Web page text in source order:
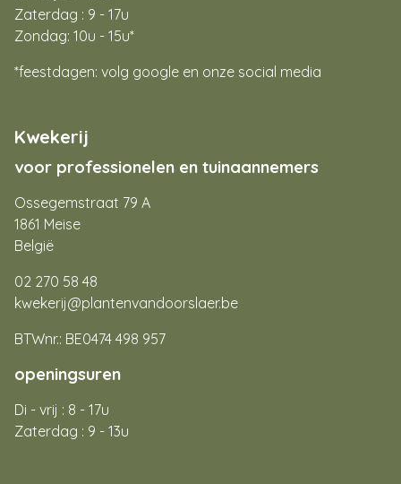
Zaterdag : 9 - 17u
Zondag: 10u - 15u*
*feestdagen: volg google en onze social media
Kwekerij
voor professionelen en tuinaannemers
Ossegemstraat 79 A
1861 Meise
België
02 270 58 48
kwekerij@plantenvandoorslaer.be
BTWnr.: BE0474 498 957
openingsuren
Di - vrij : 8 - 17u
Zaterdag : 9 - 13u